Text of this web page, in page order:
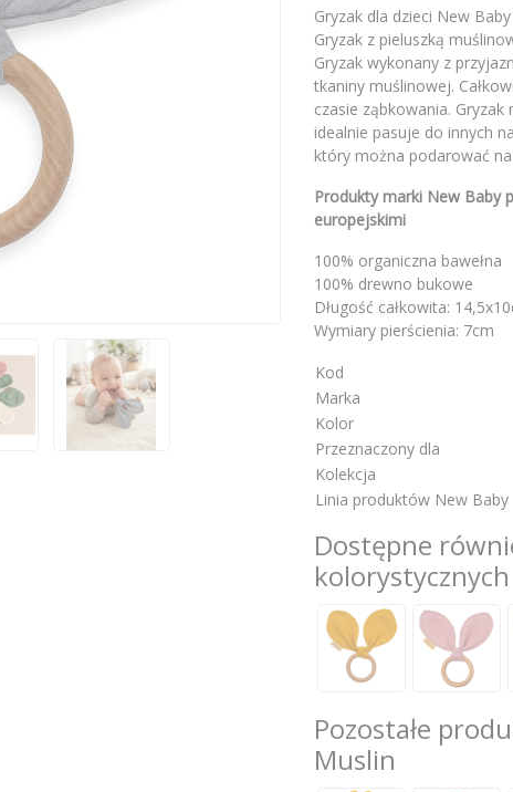
Gryzak dla dzieci New Baby
Gryzak z pieluszką
Gryzak wykonany z
tkaniny muślinowej.
czasie ząbkowania.
idealnie pasuje do innych
który można podarować
Produkty marki New Baby
europejskimi
100% organiczna bawełna
100% drewno bukowe
Długość całkowita:
Wymiary pierścienia: 7cm
Kod
Marka
Kolor
Przeznaczony dla
Kolekcja
Linia produktów New Baby
Dostępne
kolorystycznych
Pozostałe
Muslin